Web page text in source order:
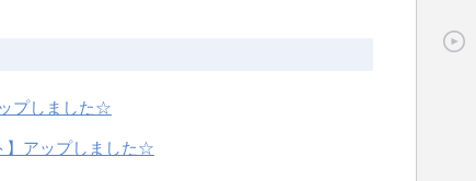
プしました☆
】アップしました☆